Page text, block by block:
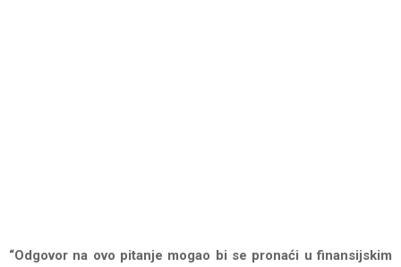
“Odgovor na ovo pitanje mogao bi se pronaći u finansijskim